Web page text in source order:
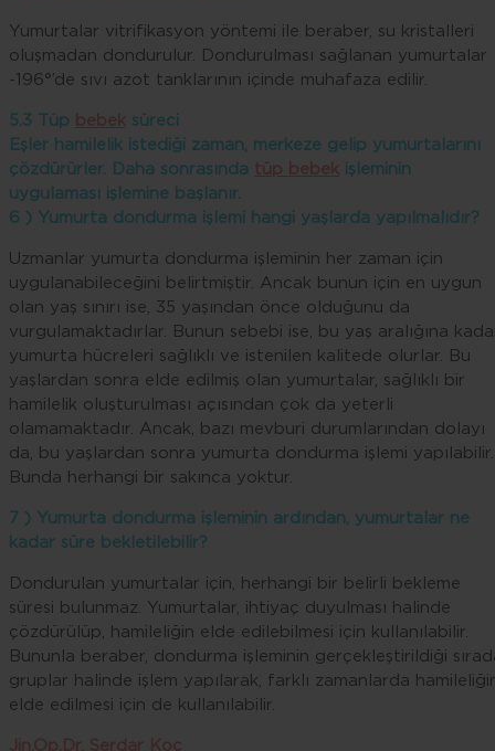
Yumurtalar vitrifikasyon yöntemi ile beraber, su kristalleri
oluşmadan dondurulur. Dondurulması sağlanan yumurtalar
-196°’de sıvı azot tanklarının içinde muhafaza edilir.
5.3 Tüp
süreci
Eşler hamilelik istediği zaman, merkeze gelip yumurtalarını
çözdürürler. Daha sonrasında
işleminin
uygulaması işlemine başlanır.
6 ) Yumurta dondurma işlemi hangi yaşlarda yapılmalıdır?
Uzmanlar yumurta dondurma işleminin her zaman için
uygulanabileceğini belirtmiştir. Ancak bunun için en uygun
olan yaş sınırı ise, 35 yaşından önce olduğunu da
vurgulamaktadırlar. Bunun sebebi ise, bu yaş aralığına
yumurta hücreleri sağlıklı ve istenilen kalitede olurlar. Bu
yaşlardan sonra elde edilmiş olan yumurtalar, sağlıklı bir
hamilelik oluşturulması açısından çok da yeterli
olamamaktadır. Ancak, bazı mevburi durumlarından dolayı
da, bu yaşlardan sonra yumurta dondurma işlemi yapılabilir.
Bunda herhangi bir sakınca yoktur.
7 ) Yumurta dondurma işleminin ardından, yumurtalar ne
kadar süre bekletilebilir?
Dondurulan yumurtalar için, herhangi bir belirli bekleme
süresi bulunmaz. Yumurtalar, ihtiyaç duyulması halinde
çözdürülüp, hamileliğin elde edilebilmesi için kullanılabilir.
Bununla beraber, dondurma işleminin gerçekleştirildiği
gruplar halinde işlem yapılarak, farklı zamanlarda
elde edilmesi için de kullanılabilir.